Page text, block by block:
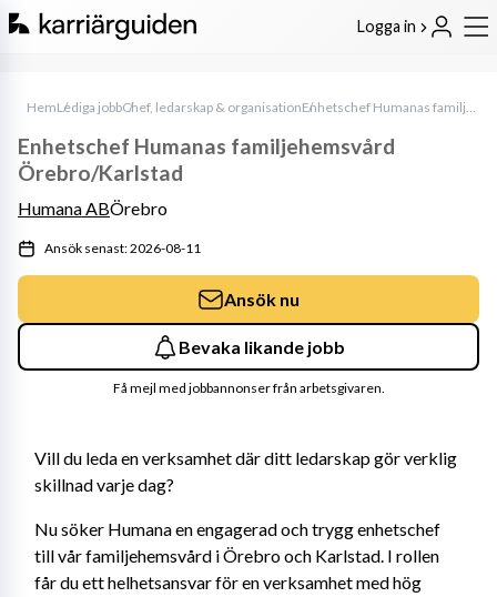
Logga in
HemLediga jobbChef, ledarskap & organisation Enhetschef Humanas familjehemsvård Örebro/Karlstad
Vill du leda en verksamhet där ditt ledarskap gör verklig
skillnad varje dag?
Nu söker Humana en engagerad och trygg enhetschef
till vår familjehemsvård i Örebro och Karlstad. I rollen
får du ett helhetsansvar för en verksamhet med hög
Enhetschef Humanas familjehemsvård
Örebro/Karlstad
Humana ABÖrebro
Ansök senast: 2026-08-11
Ansök nu
Bevaka likande jobb
Få mejl med jobbannonser från arbetsgivaren.